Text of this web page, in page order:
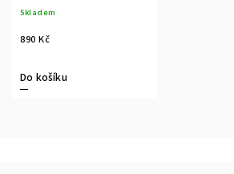
Skladem
890 Kč
Do košíku